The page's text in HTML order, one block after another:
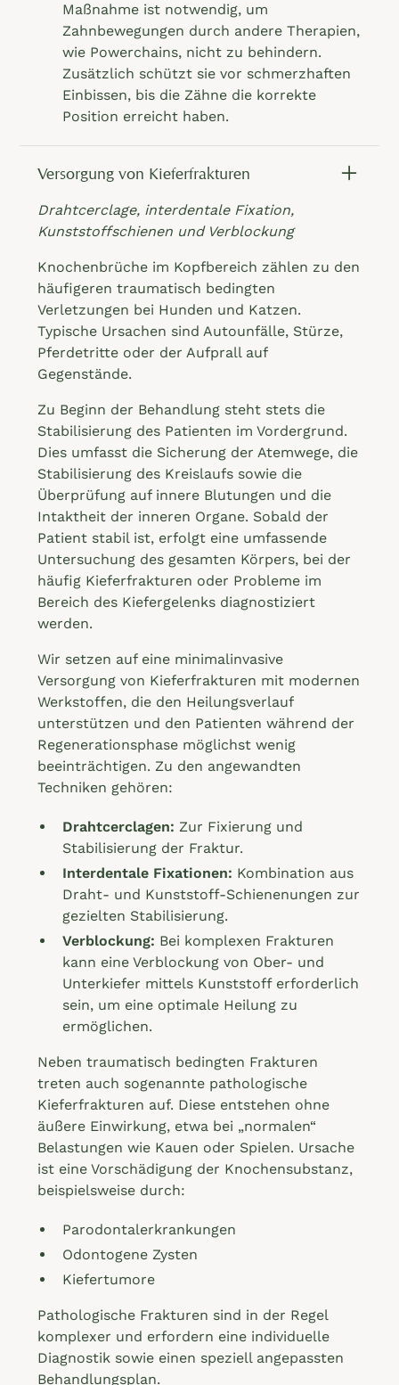
Maßnahme ist notwendig, um
Zahnbewegungen durch andere Therapien,
wie Powerchains, nicht zu behindern.
Zusätzlich schützt sie vor schmerzhaften
Einbissen, bis die Zähne die korrekte
Position erreicht haben.
Versorgung von Kieferfrakturen
Drahtcerclage, interdentale Fixation,
Kunststoffschienen und Verblockung
Knochenbrüche im Kopfbereich zählen zu den
häufigeren traumatisch bedingten
Verletzungen bei Hunden und Katzen.
Typische Ursachen sind Autounfälle, Stürze,
Pferdetritte oder der Aufprall auf
Gegenstände.
Zu Beginn der Behandlung steht stets die
Stabilisierung des Patienten im Vordergrund.
Dies umfasst die Sicherung der Atemwege, die
Stabilisierung des Kreislaufs sowie die
Überprüfung auf innere Blutungen und die
Intaktheit der inneren Organe. Sobald der
Patient stabil ist, erfolgt eine umfassende
Untersuchung des gesamten Körpers, bei der
häufig Kieferfrakturen oder Probleme im
Bereich des Kiefergelenks diagnostiziert
werden.
Wir setzen auf eine minimalinvasive
Versorgung von Kieferfrakturen mit modernen
Werkstoffen, die den Heilungsverlauf
unterstützen und den Patienten während der
Regenerationsphase möglichst wenig
beeinträchtigen. Zu den angewandten
Techniken gehören:
Drahtcerclagen: Zur Fixierung und
Stabilisierung der Fraktur.
Interdentale Fixationen: Kombination aus
Draht- und Kunststoff-Schienenungen zur
gezielten Stabilisierung.
Verblockung: Bei komplexen Frakturen
kann eine Verblockung von Ober- und
Unterkiefer mittels Kunststoff erforderlich
sein, um eine optimale Heilung zu
ermöglichen.
Neben traumatisch bedingten Frakturen
treten auch sogenannte pathologische
Kieferfrakturen auf. Diese entstehen ohne
äußere Einwirkung, etwa bei „normalen“
Belastungen wie Kauen oder Spielen. Ursache
ist eine Vorschädigung der Knochensubstanz,
beispielsweise durch:
Parodontalerkrankungen
Odontogene Zysten
Kiefertumore
Pathologische Frakturen sind in der Regel
komplexer und erfordern eine individuelle
Diagnostik sowie einen speziell angepassten
Behandlungsplan.